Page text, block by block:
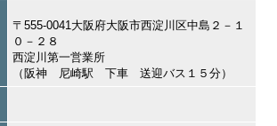
〒555-0041大阪府大阪市西淀川区中島２－１
０－２８
西淀川第一営業所
（阪神 尼崎駅 下車 送迎バス１５分）